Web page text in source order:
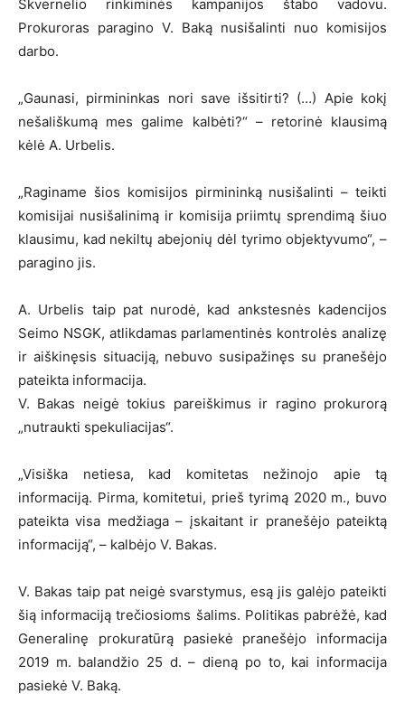
Skvernelio rinkiminės kampanijos štabo vadovu.
Prokuroras paragino V. Baką nusišalinti nuo komisijos
darbo.
„Gaunasi, pirmininkas nori save išsitirti? (…) Apie kokį
nešališkumą mes galime kalbėti?“ – retorinė klausimą
kėlė A. Urbelis.
„Raginame šios komisijos pirmininką nusišalinti – teikti
komisijai nusišalinimą ir komisija priimtų sprendimą šiuo
klausimu, kad nekiltų abejonių dėl tyrimo objektyvumo“, –
paragino jis.
A. Urbelis taip pat nurodė, kad ankstesnės kadencijos
Seimo NSGK, atlikdamas parlamentinės kontrolės analizę
ir aiškinęsis situaciją, nebuvo susipažinęs su pranešėjo
pateikta informacija.
V. Bakas neigė tokius pareiškimus ir ragino prokurorą
„nutraukti spekuliacijas“.
„Visiška netiesa, kad komitetas nežinojo apie tą
informaciją. Pirma, komitetui, prieš tyrimą 2020 m., buvo
pateikta visa medžiaga – įskaitant ir pranešėjo pateiktą
informaciją“, – kalbėjo V. Bakas.
V. Bakas taip pat neigė svarstymus, esą jis galėjo pateikti
šią informaciją trečiosioms šalims. Politikas pabrėžė, kad
Generalinę prokuratūrą pasiekė pranešėjo informacija
2019 m. balandžio 25 d. – dieną po to, kai informacija
pasiekė V. Baką.